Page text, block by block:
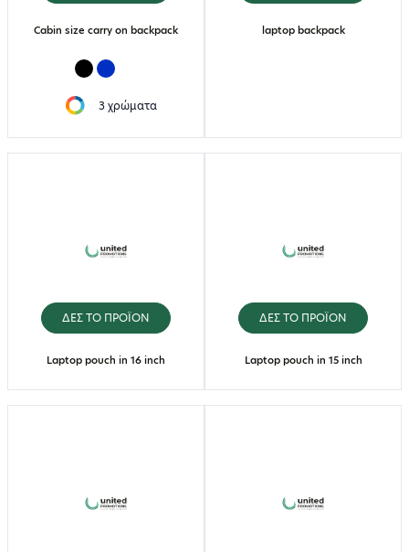
Cabin size carry on backpack
3 χρώματα
laptop backpack
ΔΕΣ ΤΟ ΠΡΟΪΟΝ
Laptop pouch in 16 inch
ΔΕΣ ΤΟ ΠΡΟΪΟΝ
Laptop pouch in 15 inch